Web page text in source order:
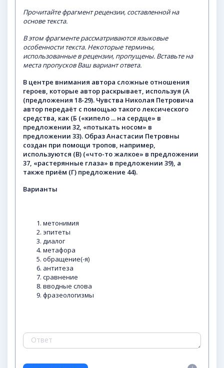
Прочитайте фрагмент рецензии, составленной на
основе текста.
Вэтом фрагменте рассматриваютсяязыковые
особенности текста. Некоторые термины,
использованные в рецензии, пропущены. Вставьте на
места пропусков Ваш вариант ответа.
В центре внимания автора сложные отношения
героев, которые автор раскрывает, используя (А
(предложения 18-29). Чувства Николая Петровича
автор передаёт с помощью такоголексического
средства, как (Б («кипело ... на сердце» в
предложении 32, «потыкать носом» в
предложении 33). ОбразАнастасии Петровны
создан при помощи тропов, например,
используются (В) («что-тожалкое» в предложении
37, «растерянные глаза» в предложении 39), а
также приём (Г) предложение 44).
Варианты
метонимия
эпитеты
диалог
метафора
обращение(-я)
антитеза
сравнение
вводные слова
фразеологизмы